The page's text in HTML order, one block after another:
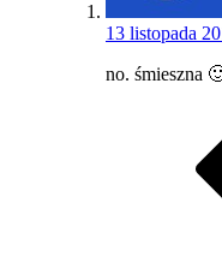
13 listopada
no. śmieszna